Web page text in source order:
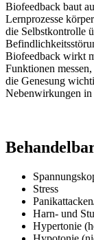
Biofeedback baut
Lernprozesse
die Selbstkontrolle
Biofeedback wirkt
Funktionen
die Genesung
Nebenwirkungen in
Stress
Harn- und
Hypertonie